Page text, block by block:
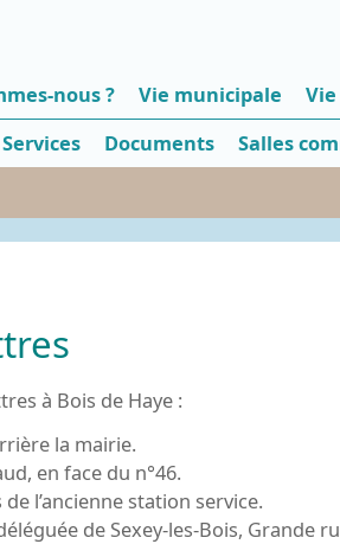
nous ? Vie municipale
Services Documents Salles
à Bois de Haye :
la mairie.
en face du n°46.
l’ancienne station service.
de Sexey-les-Bois, Grande